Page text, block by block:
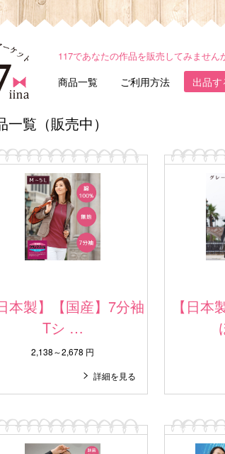
117であなたの作品を販売してみません
商品一覧 ご利用方法 出品す
覧（販売中）
本製】【国産】7分袖
Tシ …
2,138～2,678 円
詳細を見る
【日本